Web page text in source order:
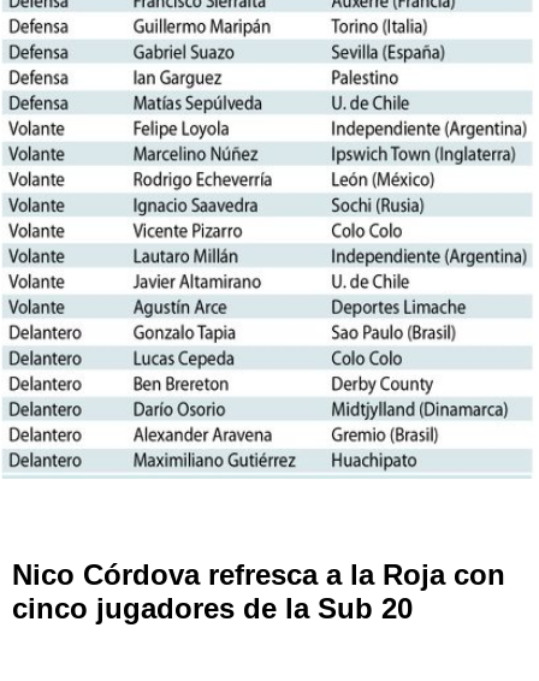
Nico Córdova refresca a la Roja con
cinco jugadores de la Sub 20